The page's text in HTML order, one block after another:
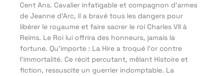
Cent Ans. Cavalier infatigable et compagnon d'armes
de Jeanne d'Arc, il a bravé tous les dangers pour
libérer le royaume et faire sacrer le roi Charles VII à
Reims. Le Roi lui offrira des honneurs, jamais la
fortune. Qu'importe : La Hire a troqué l'or contre
l'immortalité. Ce récit percutant, mêlant Histoire et
fiction, ressuscite un guerrier indomptable. La